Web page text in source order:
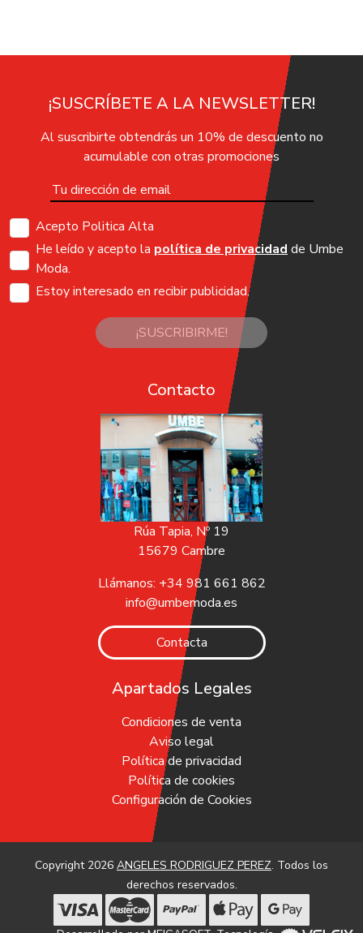
¡SUSCRÍBETE A LA NEWSLETTER!
Al suscribirte obtendrás un 10% de descuento no
acumulable con otras promociones
Acepto Politica Alta
He leído y acepto la política de privacidad de Umbe
Moda.
Estoy interesado en recibir publicidad.
¡SUSCRIBIRME!
Contacto
Rúa Tapia, Nº 19
15679 Cambre
Llámanos: +34 981 661 862
info@umbemoda.es
Contacta
Apartados Legales
Condiciones de venta
Aviso legal
Política de privacidad
Política de cookies
Configuración de Cookies
Copyright 2026 ANGELES RODRIGUEZ PEREZ. Todos los
derechos reservados.